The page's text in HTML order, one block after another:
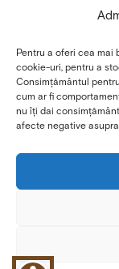
Pentru a oferi cea mai
cookie-uri, pentru a
Consimțământul
cum ar fi
nu îți dai
afecte negative
„Conținutul
obligatoriu
Guvernului
paginilor
Proiectelor